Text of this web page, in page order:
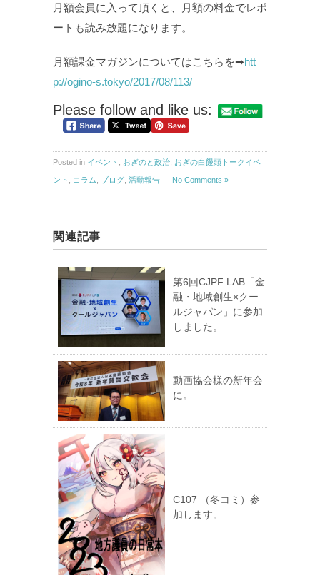
月額会員に入って頂くと、月額の料金でレポ
ートも読み放題になります。
月額課金マガジンについてはこちらを➡htt
p://ogino-s.tokyo/2017/08/113/
Please follow and like us:
Posted in イベント おぎのと政治 おぎの白饅頭トークイベ
ント コラム ブログ 活動報告 ｜ No Comments »
関連記事
第6回CJPF LAB「金
融・地域創生×クー
ルジャパン」に参加
しました。
動画協会様の新年会
に。
C107 （冬コミ）参
加します。